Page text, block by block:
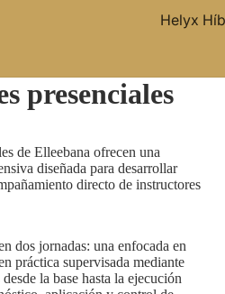
Helyx
presenciales
de Elleebana ofrecen una
diseñada para desarrollar
directo de instructores
dos jornadas: una enfocada en
práctica supervisada mediante
la base hasta la ejecución